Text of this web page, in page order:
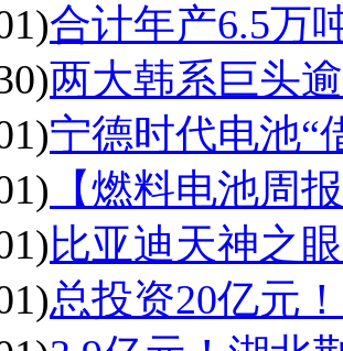
合计年产6.5万
两大韩系巨头
宁德时代电池“
【燃料电池周
比亚迪天神之
总投资20亿元